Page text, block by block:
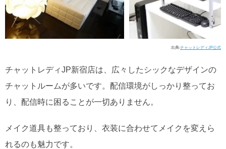
出典:チャットレディJP公式
チャットレディJP新宿店は、広々したシックなデザインの
チャットルームが多いです。配信環境がしっかり整ってお
り、配信時に困ることが一切ありません。
メイク道具も整っており、衣装に合わせてメイクを変えら
れるのも魅力です。